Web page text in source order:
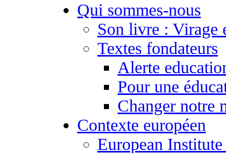
Qui sommes-nous
Son livre : Virage
Textes fondateurs
Alerte
Pour une
Changer notre
Contexte européen
European